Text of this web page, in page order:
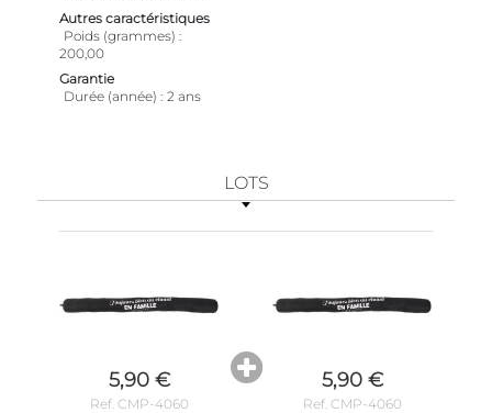
Autres caractéristiques
Poids (grammes)
200,00
Garantie
Durée (année)
2 ans
LOTS
5,90 €
Ref. CMP-4060
5,90 €
Ref. CMP-4060